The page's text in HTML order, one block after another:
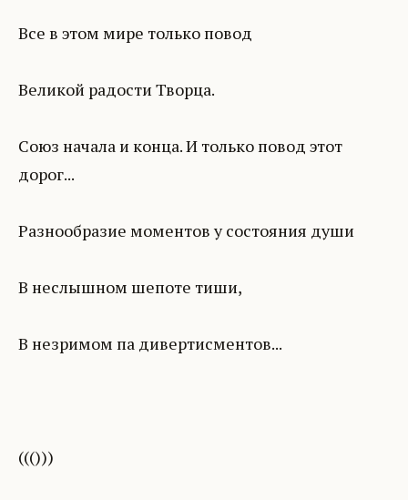
Все в этом мире только повод
Великой радости Творца.
Союз начала и конца. И только повод этот
дорог...
Разнообразие моментов у состояния души
В неслышном шепоте тиши,
В незримом па дивертисментов...
((()))